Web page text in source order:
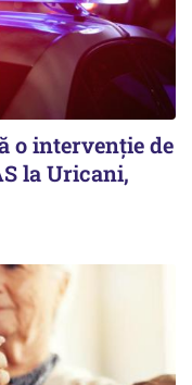
o intervenție de
la Uricani,